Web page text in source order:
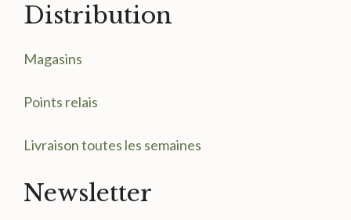
Distribution
Magasins
Points relais
Livraison toutes les semaines
Newsletter